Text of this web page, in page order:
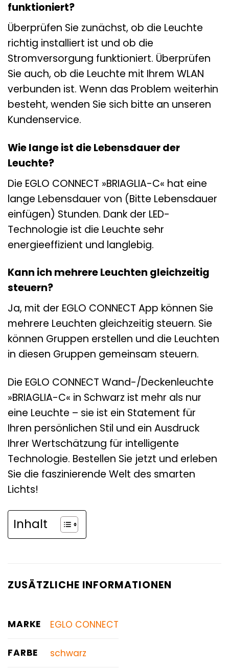
funktioniert?
Überprüfen Sie zunächst, ob die Leuchte
richtig installiert ist und ob die
Stromversorgung funktioniert. Überprüfen
Sie auch, ob die Leuchte mit Ihrem WLAN
verbunden ist. Wenn das Problem weiterhin
besteht, wenden Sie sich bitte an unseren
Kundenservice.
Wie lange ist die Lebensdauer der
Leuchte?
Die EGLO CONNECT »BRIAGLIA-C« hat eine
lange Lebensdauer von (Bitte Lebensdauer
einfügen) Stunden. Dank der LED-
Technologie ist die Leuchte sehr
energieeffizient und langlebig.
Kann ich mehrere Leuchten gleichzeitig
steuern?
Ja, mit der EGLO CONNECT App können Sie
mehrere Leuchten gleichzeitig steuern. Sie
können Gruppen erstellen und die Leuchten
in diesen Gruppen gemeinsam steuern.
Die EGLO CONNECT Wand-/Deckenleuchte
»BRIAGLIA-C« in Schwarz ist mehr als nur
eine Leuchte – sie ist ein Statement für
Ihren persönlichen Stil und ein Ausdruck
Ihrer Wertschätzung für intelligente
Technologie. Bestellen Sie jetzt und erleben
Sie die faszinierende Welt des smarten
Lichts!
Inhalt
ZUSÄTZLICHE INFORMATIONEN
MARKE EGLO CONNECT
FARBE schwarz